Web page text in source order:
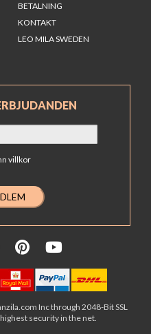
BETALNING
KONTAKT
LEO MILA SWEDEN
villkor
Inc through 2048-Bit SSL
security in the net.